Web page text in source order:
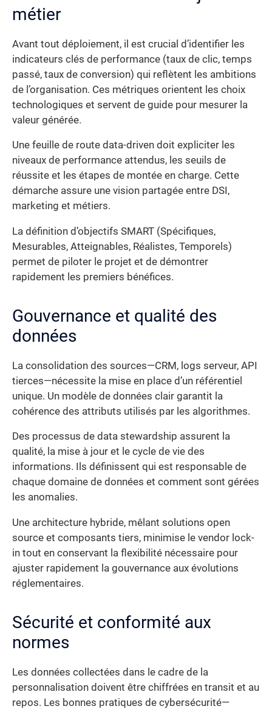
métier
Avant tout déploiement, il est crucial d’identifier les
indicateurs clés de performance (taux de clic, temps
passé, taux de conversion) qui reflètent les ambitions
de l’organisation. Ces métriques orientent les choix
technologiques et servent de guide pour mesurer la
valeur générée.
Une feuille de route data-driven doit expliciter les
niveaux de performance attendus, les seuils de
réussite et les étapes de montée en charge. Cette
démarche assure une vision partagée entre DSI,
marketing et métiers.
La définition d’objectifs SMART (Spécifiques,
Mesurables, Atteignables, Réalistes, Temporels)
permet de piloter le projet et de démontrer
rapidement les premiers bénéfices.
Gouvernance et qualité des
données
La consolidation des sources—CRM, logs serveur, API
tierces—nécessite la mise en place d’un référentiel
unique. Un modèle de données clair garantit la
cohérence des attributs utilisés par les algorithmes.
Des processus de data stewardship assurent la
qualité, la mise à jour et le cycle de vie des
informations. Ils définissent qui est responsable de
chaque domaine de données et comment sont gérées
les anomalies.
Une architecture hybride, mêlant solutions open
source et composants tiers, minimise le vendor lock-
in tout en conservant la flexibilité nécessaire pour
ajuster rapidement la gouvernance aux évolutions
réglementaires.
Sécurité et conformité aux
normes
Les données collectées dans le cadre de la
personnalisation doivent être chiffrées en transit et au
repos. Les bonnes pratiques de cybersécurité—